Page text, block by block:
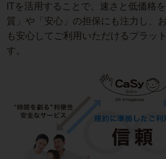
ITを活用することで、速さと低価格
質」や「安心」の担保にも注力し、
も安心してご利用いただけるプラッ
す。